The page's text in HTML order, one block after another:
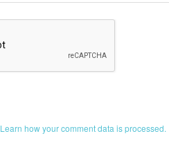
Learn how your comment data is processed.